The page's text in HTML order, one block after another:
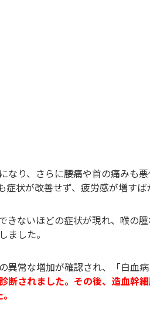
なり、さらに腰痛や首の痛みも
状が改善せず、疲労感が増すば
ないほどの症状が現れ、喉の腫
した。
異常な増加が確認され、「白血
断されました。その後、造血幹